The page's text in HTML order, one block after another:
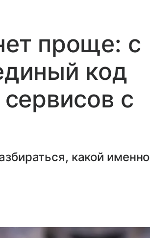
проще: с
код
с
какой именно